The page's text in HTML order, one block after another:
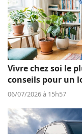
Vivre chez soi le
conseils pour un
06/07/2026 à 15h57